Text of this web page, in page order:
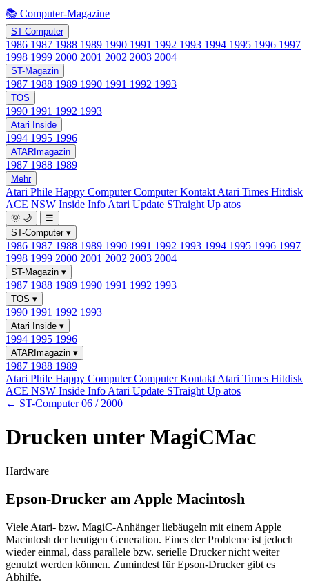
📚 Computer-Magazine
ST-Computer
1986 1987 1988 1989 1990 1991 1992 1993 1994 1995 1996 1997
1998 1999 2000 2001 2002 2003 2004
ST-Magazin
1987 1988 1989 1990 1991 1992 1993
TOS
1990 1991 1992 1993
Atari Inside
1994 1995 1996
ATARImagazin
1987 1988 1989
Mehr
Atari Phile Happy ComputerComputer Kontakt Atari Times Hitdisk
ACE NSW Inside Info Atari Update STraight Up atos
🌞 🌙
☰
ST-Computer ▾
1986 1987 1988 1989 1990 1991 1992 1993 1994 1995 1996 1997
1998 1999 2000 2001 2002 2003 2004
ST-Magazin ▾
1987 1988 1989 1990 1991 1992 1993
TOS ▾
1990 1991 1992 1993
Atari Inside ▾
1994 1995 1996
ATARImagazin ▾
1987 1988 1989
Atari Phile Happy ComputerComputer Kontakt Atari Times Hitdisk
ACE NSW Inside Info Atari Update STraight Up atos
← ST-Computer 06 / 2000
Drucken unter MagiCMac
Hardware
Epson-Drucker am Apple Macintosh
Viele Atari- bzw. MagiC-Anhänger liebäugeln mit einem Apple
Macintosh der heutigen Generation. Eines der Probleme ist jedoch
wieder einmal, dass parallele bzw. serielle Drucker nicht weiter
genutzt werden können. Zumindest für Epson-Drucker gibt es
Abhilfe.